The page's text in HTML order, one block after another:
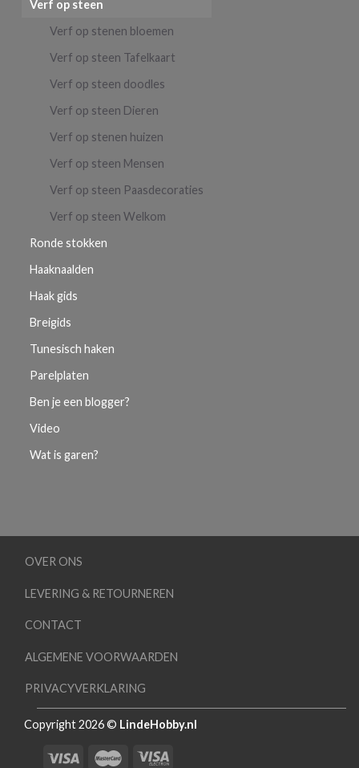
Verf op steen
Verf op stenen bloemen
Verf op steen Tafelkaart
Verf op steen doodles
Verf op steen Dieren
Verf op stenen huizen
Verf op steen Mensen
Verf op steen Paasdecoraties
Verf op steen Welkom
Ronde stokken
Haaknaalden
Haak gids
Breigids
Tunesisch haken
Parelplaten
Ben je een blogger?
Video
Wat is garen?
OVER ONS
LEVERING & RETOURNEREN
CONTACT
ALGEMENE VOORWAARDEN
PRIVACYVERKLARING
Copyright 2026 © LindeHobby.nl